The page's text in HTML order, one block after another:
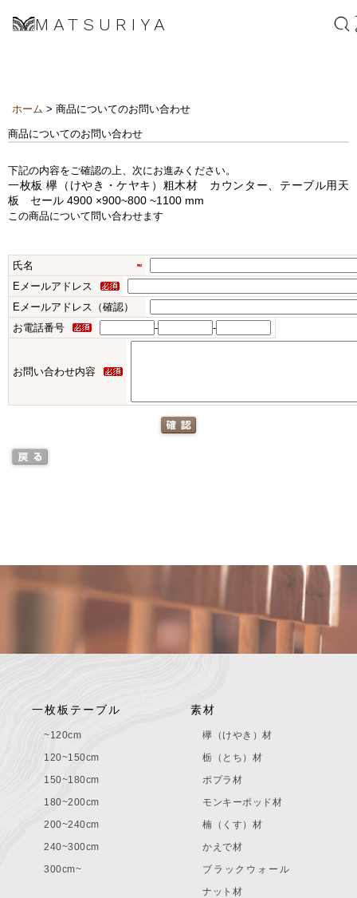
MATSURIYA
ホーム > 商品についてのお問い合わせ
商品についてのお問い合わせ
下記の内容をご確認の上、次にお進みください。
一枚板 欅（けやき・ケヤキ）粗木材 カウンター、テーブル用天
板 セール 4900 ×900~800 ~1100 mm
この商品について問い合わせます
氏名
Eメールアドレス
Eメールアドレス（確認）
お電話番号
- -
お問い合わせ内容
一枚板テーブル
~120cm
120~150cm
150~180cm
180~200cm
200~240cm
240~300cm
300cm~
素材
欅（けやき）材
栃（とち）材
ポプラ材
モンキーポッド材
楠（くす）材
かえで材
ブラックウォール
ナット材